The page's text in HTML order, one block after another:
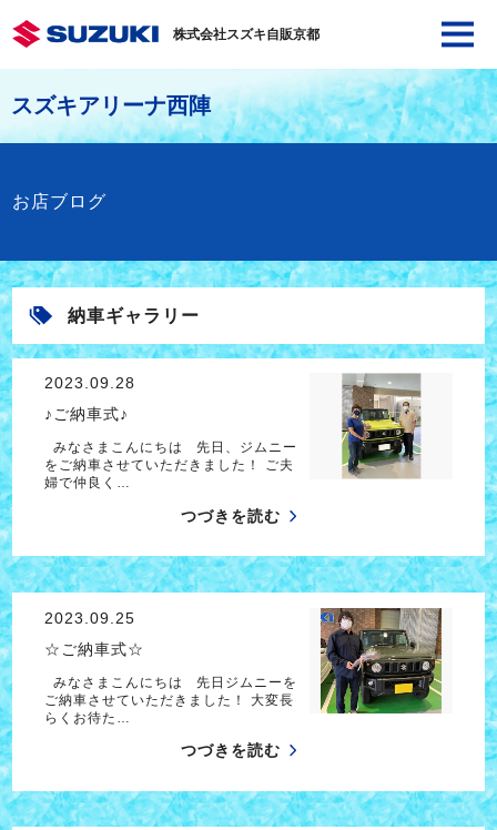
株式会社スズキ自販京都
スズキアリーナ西陣
お店ブログ
納車ギャラリー
2023.09.28
♪ご納車式♪
みなさまこんにちは 先日、ジムニー
をご納車させていただきました！ ご夫
婦で仲良く…
つづきを読む
2023.09.25
☆ご納車式☆
みなさまこんにちは 先日ジムニーを
ご納車させていただきました！ 大変長
らくお待た…
つづきを読む